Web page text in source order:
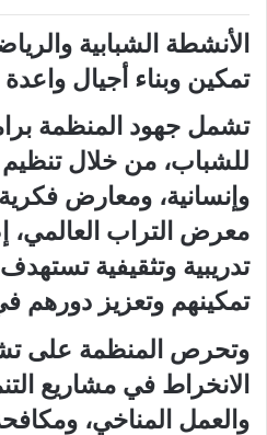
الأنشطة الشبابية
تمكين وبناء أجيال واعدة
تشمل جهود المنظمة
للشباب، من خلال تنظيم
وإنسانية، ومعارض
معرض التراب
تدريبية وتثقيفية
تمكينهم وتعزيز دورهم
وتحرص المنظمة على
الانخراط في مشاريع
والعمل المناخي،